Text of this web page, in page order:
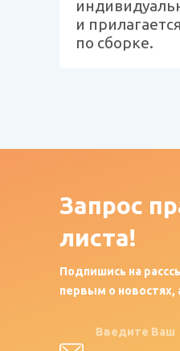
и
по сборке.
Запрос
листа!
Подпишись на
первым о новостях,